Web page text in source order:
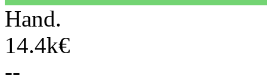
Hand.
14.4k€